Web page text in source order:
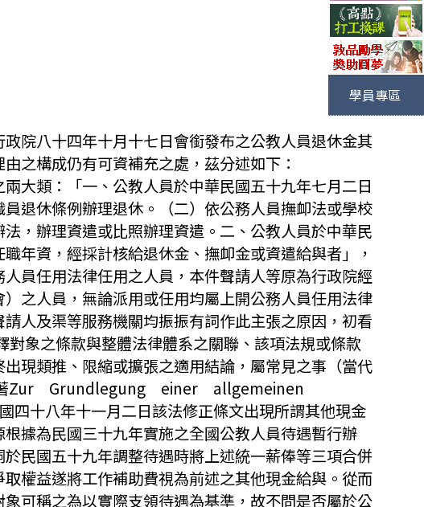
院八十四年十月十七日會銜發布之公教人員退休金其
之構成仍有可資補充之處，茲分述如下：
大類：「一、公教人員於中華民國五十九年七月二日
退休條例辦理退休。（二）依公務人員撫卹法或學校
，辦理資遣或比照辦理資遣。二、公教人員於中華民
年資，經採計核給退休金、撫卹金或資遣給與者」，
員任用法律任用之人員，本件聲請人等原為行政院經
之人員，無論派用或任用均屬上開公務人員任用法律
人及渠等服務機關均振振有詞作此主張之原因，初看
象之條款與整體法律體系之關聯、該項法規或條款
現類推、限縮或擴張之適用結論，屬常見之事（當代
所著Zur Grundlegung einer allgemeinen
十八年十一月二日該法修正條文出現所謂其他現金
據為民國三十九年實施之全國公教人員待遇暫行辦
民國五十九年調整待遇時將上述統一薪俸等三項合併
權益遂將工作補助費視為前述之其他現金給與。從而
可稱之為以實際支領待遇為基準，故不問是否屬於公
學員專區